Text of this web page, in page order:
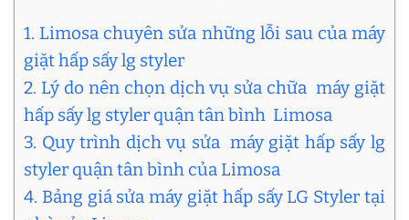
1. Limosa chuyên sửa những lỗi sau của máy
giặt hấp sấy lg styler
2. Lý do nên chọn dịch vụ sửa chữa máy giặt
hấp sấy lg styler quận tân bình Limosa
3. Quy trình dịch vụ sửa máy giặt hấp sấy lg
styler quận tân bình của Limosa
4. Bảng giá sửa máy giặt hấp sấy LG Styler tại